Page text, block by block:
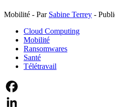
Mobilité - Par Sabine Terrey -
Cloud Computing
Mobilité
Ransomwares
Santé
Télétravail
Facebook